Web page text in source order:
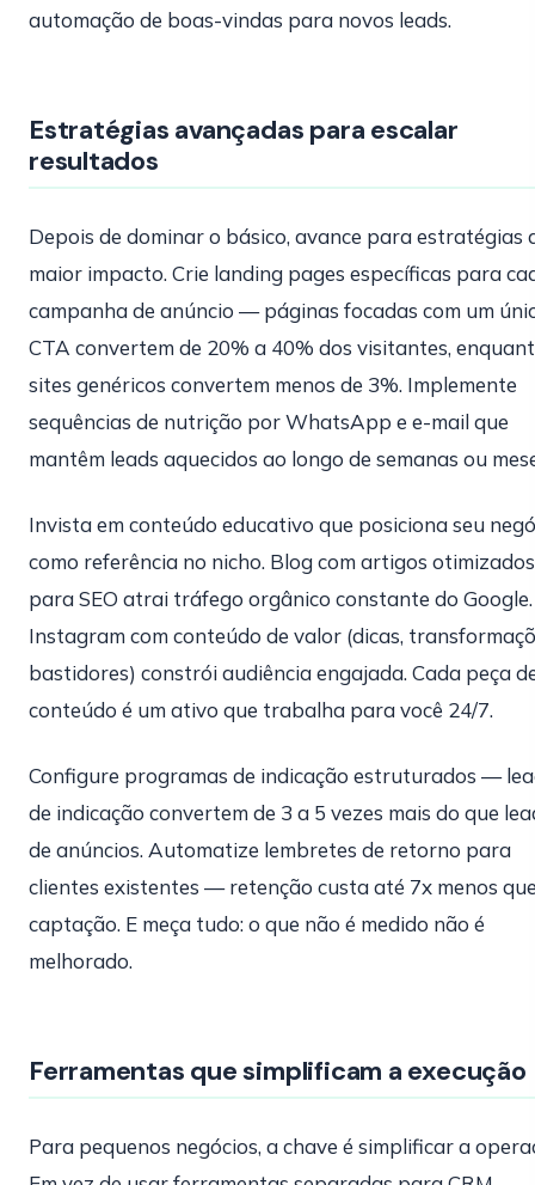
automação de boas-vindas para novos leads.
Estratégias avançadas para escalar
resultados
Depois de dominar o básico, avance para estratégias
maior impacto. Crie landing pages específicas para
campanha de anúncio — páginas focadas com um
CTA convertem de 20% a 40% dos visitantes,
sites genéricos convertem menos de 3%. Implemente
sequências de nutrição por WhatsApp e e-mail que
mantêm leads aquecidos ao longo de semanas ou
Invista em conteúdo educativo que posiciona seu
como referência no nicho. Blog com artigos otimizados
para SEO atrai tráfego orgânico constante do Google.
Instagram com conteúdo de valor (dicas,
bastidores) constrói audiência engajada. Cada peça
conteúdo é um ativo que trabalha para você 24/7.
Configure programas de indicação estruturados —
de indicação convertem de 3 a 5 vezes mais do que
de anúncios. Automatize lembretes de retorno para
clientes existentes — retenção custa até 7x menos
captação. E meça tudo: o que não é medido não é
melhorado.
Ferramentas que simplificam a execução
Para pequenos negócios, a chave é simplificar a